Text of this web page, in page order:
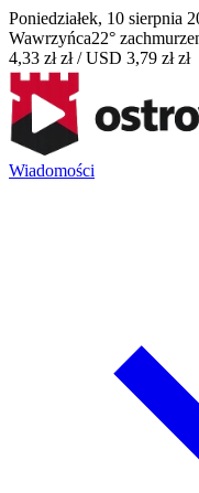
Poniedziałek, 10 sierpnia
Wawrzyńca22°
4,33 zł zł / USD 3,79 zł zł
Wiadomości